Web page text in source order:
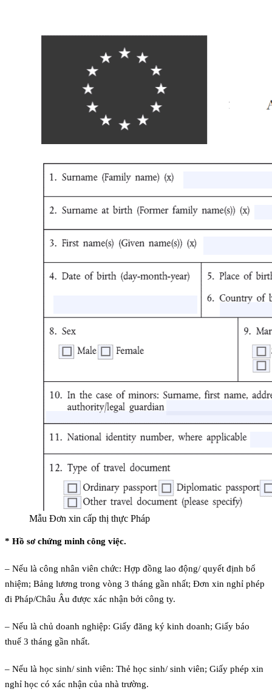
Mẫu Đơn xin cấp thị thực Pháp
* Hồ sơ chứng minh công việc.
– Nếu là công nhân viên chức: Hợp đồng lao động/ quyết định bổ
nhiệm; Bảng lương trong vòng 3 tháng gần nhất; Đơn xin nghỉ phép
đi Pháp/Châu Âu được xác nhận bởi công ty.
– Nếu là chủ doanh nghiệp: Giấy đăng ký kinh doanh; Giấy báo
thuế 3 tháng gần nhất.
– Nếu là học sinh/ sinh viên: Thẻ học sinh/ sinh viên; Giấy phép xin
nghỉ học có xác nhận của nhà trường.